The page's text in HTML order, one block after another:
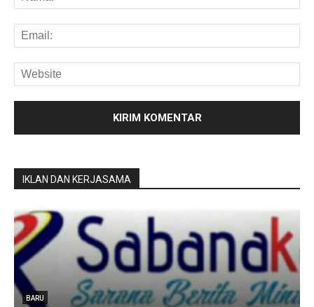
IKLAN DAN KERJASAMA
BARU